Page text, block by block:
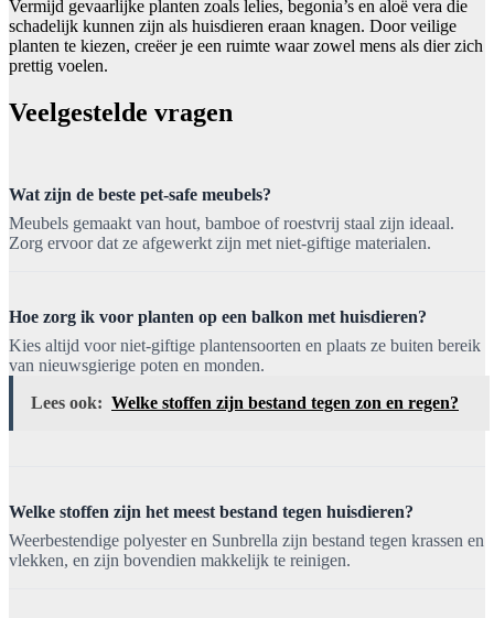
Vermijd gevaarlijke planten zoals lelies, begonia’s en aloë vera die
schadelijk kunnen zijn als huisdieren eraan knagen. Door veilige
planten te kiezen, creëer je een ruimte waar zowel mens als dier zich
prettig voelen.
Veelgestelde vragen
Wat zijn de beste pet-safe meubels?
Meubels gemaakt van hout, bamboe of roestvrij staal zijn ideaal.
Zorg ervoor dat ze afgewerkt zijn met niet-giftige materialen.
Hoe zorg ik voor planten op een balkon met huisdieren?
Kies altijd voor niet-giftige plantensoorten en plaats ze buiten bereik
van nieuwsgierige poten en monden.
Lees ook: Welke stoffen zijn bestand tegen zon en regen?
Welke stoffen zijn het meest bestand tegen huisdieren?
Weerbestendige polyester en Sunbrella zijn bestand tegen krassen en
vlekken, en zijn bovendien makkelijk te reinigen.